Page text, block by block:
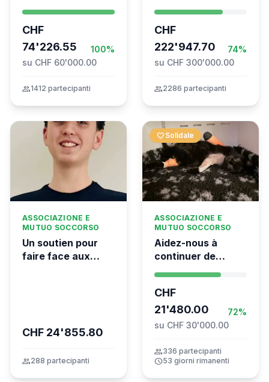
CHF
74'226.55
100%
su CHF 60'000.00
group1412 partecipanti
the Global
Movement to Gaza
CHF
222'947.70
74%
su CHF 300'000.00
group2286 partecipanti
ASSOCIAZIONE E
MUTUO SOCCORSO
Un soutien pour
faire face aux
CHF 24'855.80
group288 partecipanti
favorite Solidale
ASSOCIAZIONE E
MUTUO SOCCORSO
Aidez-nous à
continuer de
CHF
21'480.00
72%
su CHF 30'000.00
group336 partecipanti
schedule53 giorni rimanenti